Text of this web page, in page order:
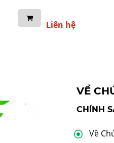
Liên hệ
VỀ
CHÍNH
Về